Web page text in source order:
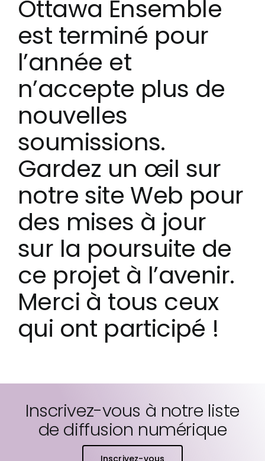
Ottawa Ensemble
est terminé pour
l’année et
n’accepte plus de
nouvelles
soumissions.
Gardez un œil sur
notre site Web pour
des mises à jour
sur la poursuite de
ce projet à l’avenir.
Merci à tous ceux
qui ont participé !
Inscrivez-vous à notre liste
de diffusion numérique
Inscrivez-vous